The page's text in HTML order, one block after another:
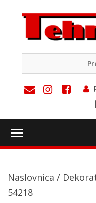
content
Naslovnica /
54218